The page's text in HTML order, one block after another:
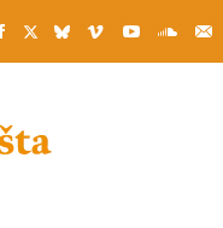
ENGLISH